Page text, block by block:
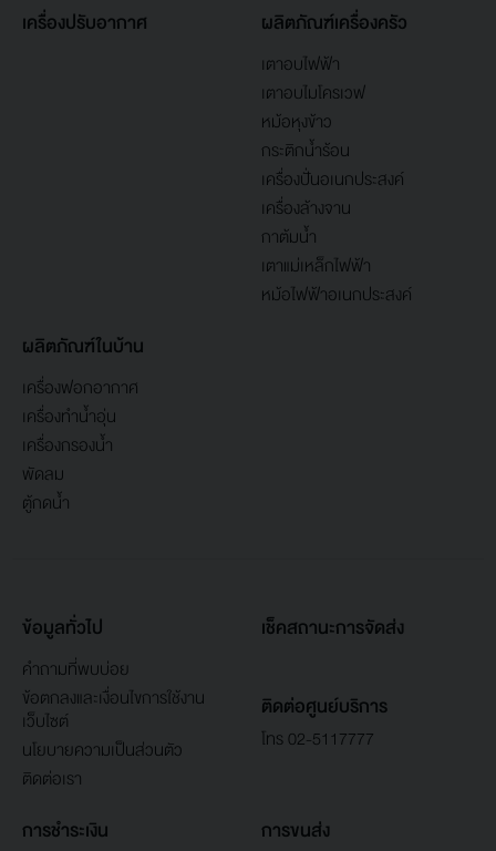
เครื่องปรับอากาศ ผลิตภัณฑ์เครื่องครัว
เตาอบไฟฟ้า
เตาอบไมโครเวฟ
หม้อหุงข้าว
กระติกน้ำร้อน
เครื่องปั่นอเนกประสงค์
เครื่องล้างจาน
กาต้มน้ำ
เตาแม่เหล็กไฟฟ้า
หม้อไฟฟ้าอเนกประสงค์
ผลิตภัณฑ์ในบ้าน
เครื่องฟอกอากาศ
เครื่องทำน้ำอุ่น
เครื่องกรองน้ำ
พัดลม
ตู้กดน้ำ
ข้อมูลทั่วไป
คำถามที่พบบ่อย
ข้อตกลงและเงื่อนไขการใช้งาน
เว็บไซต์
นโยบายความเป็นส่วนตัว
ติดต่อเรา
เช็คสถานะการจัดส่ง
ติดต่อศูนย์บริการ
โทร 02-5117777
การชำระเงิน การขนส่ง